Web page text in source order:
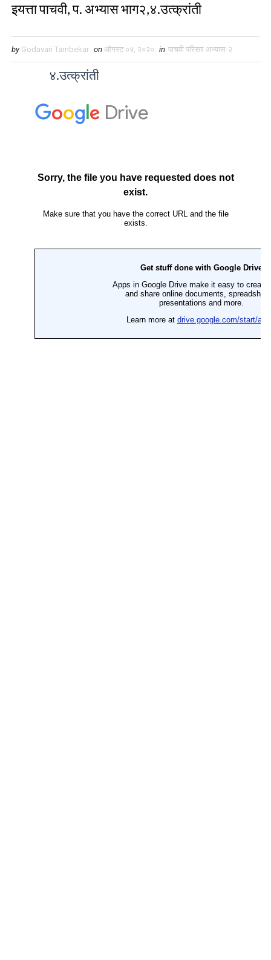
इयत्ता पाचवी, प. अभ्यास भाग२,४.उत्क्रांती
by Godavari Tambekar on ऑगस्ट ०४, २०२० in पाचवी परिसर अभ्यास-२
४.उत्क्रांती